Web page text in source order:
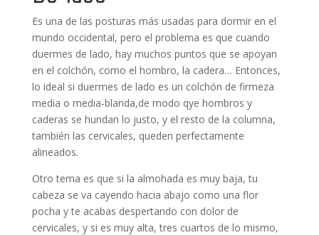
Es una de las posturas más usadas para dormir en el
mundo occidental, pero el problema es que cuando
duermes de lado, hay muchos puntos que se apoyan
en el colchón, como el hombro, la cadera… Entonces,
lo ideal si duermes de lado es un colchón de firmeza
media o media-blanda,de modo qye hombros y
caderas se hundan lo justo, y el resto de la columna,
también las cervicales, queden perfectamente
alineados.
Otro tema es que si la almohada es muy baja, tu
cabeza se va cayendo hacia abajo como una flor
pocha y te acabas despertando con dolor de
cervicales, y si es muy alta, tres cuartos de lo mismo,